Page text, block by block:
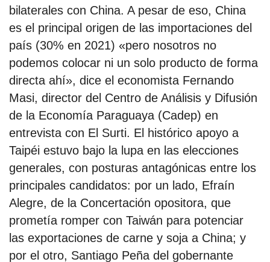
por formato
bilaterales con China. A pesar de eso, China
es el principal origen de las importaciones del
país (30% en 2021) «pero nosotros no
podemos colocar ni un solo producto de forma
directa ahí», dice el economista Fernando
Masi, director del Centro de Análisis y Difusión
de la Economía Paraguaya (Cadep) en
entrevista con El Surti. El histórico apoyo a
Taipéi estuvo bajo la lupa en las elecciones
generales, con posturas antagónicas entre los
principales candidatos: por un lado, Efraín
Alegre, de la Concertación opositora, que
prometía romper con Taiwán para potenciar
las exportaciones de carne y soja a China; y
por el otro, Santiago Peña del gobernante